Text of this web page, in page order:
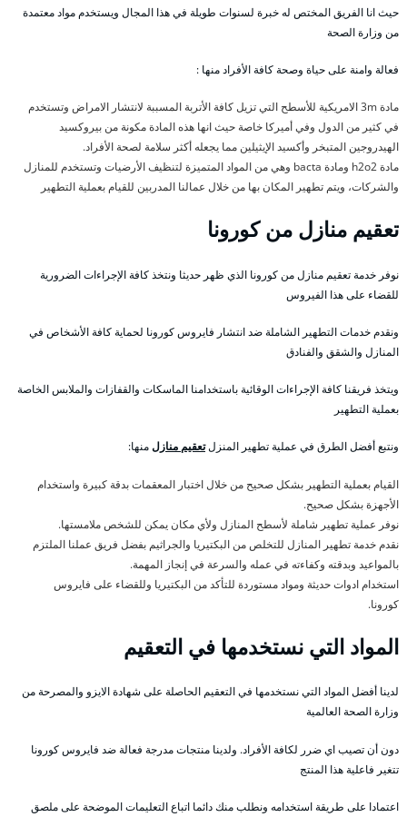
حيث انا الفريق المختص له خبرة لسنوات طويلة في هذا المجال ويستخدم مواد معتمدة
من وزارة الصحة
فعالة وامنة على حياة وصحة كافة الأفراد منها :
مادة 3m الامريكية للأسطح التي تزيل كافة الأتربة المسببة لانتشار الامراض وتستخدم
في كثير من الدول وفي أميركا خاصة حيث انها هذه المادة مكونة من بيروكسيد
الهيدروجين المتبخر وأكسيد الإيثيلين مما يجعله أكثر سلامة لصحة الأفراد.
مادة h2o2 ومادة bacta وهي من المواد المتميزة لتنظيف الأرضيات وتستخدم للمنازل
والشركات، ويتم تطهير المكان بها من خلال عمالنا المدربين للقيام بعملية التطهير
تعقيم منازل من كورونا
نوفر خدمة تعقيم منازل من كورونا الذي ظهر حديثا ونتخذ كافة الإجراءات الضرورية
للقضاء على هذا الفيروس
ونقدم خدمات التطهير الشاملة ضد انتشار فايروس كورونا لحماية كافة الأشخاص في
المنازل والشقق والفنادق
ويتخذ فريقنا كافة الإجراءات الوقائية باستخدامنا الماسكات والقفازات والملابس الخاصة
بعملية التطهير
ونتبع أفضل الطرق في عملية تطهير المنزلتعقيم منازلمنها:
القيام بعملية التطهير بشكل صحيح من خلال اختبار المعقمات بدقة كبيرة واستخدام
الأجهزة بشكل صحيح.
نوفر عملية تطهير شاملة لأسطح المنازل ولأي مكان يمكن للشخص ملامستها.
نقدم خدمة تطهير المنازل للتخلص من البكتيريا والجراثيم بفضل فريق عملنا الملتزم
بالمواعيد وبدقته وكفاءته في عمله والسرعة في إنجاز المهمة.
استخدام ادوات حديثة ومواد مستوردة للتأكد من البكتيريا وللقضاء على فايروس
كورونا.
المواد التي نستخدمها في التعقيم
لدينا أفضل المواد التي نستخدمها في التعقيم الحاصلة على شهادة الايزو والمصرحة من
وزارة الصحة العالمية
دون أن تصيب اي ضرر لكافة الأفراد. ولدينا منتجات مدرجة فعالة ضد فايروس كورونا
تتغير فاعلية هذا المنتج
اعتمادا على طريقة استخدامه ونطلب منك دائما اتباع التعليمات الموضحة على ملصق